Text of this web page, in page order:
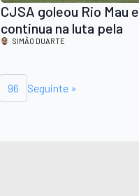
CJSA goleou Rio Mau e
continua na luta pela
liderança (0-4)
SIMÃO DUARTE
96 Seguinte »